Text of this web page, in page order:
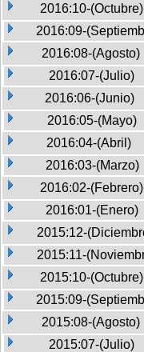
2016:10-(Octubre)
2016:09-
2016:08-(Agosto)
2016:07-(Julio)
2016:06-(Junio)
2016:05-(Mayo)
2016:04-(Abril)
2016:03-(Marzo)
2016:02-(Febrero)
2016:01-(Enero)
2015:12-
2015:11-
2015:10-(Octubre)
2015:09-
2015:08-(Agosto)
2015:07-(Julio)